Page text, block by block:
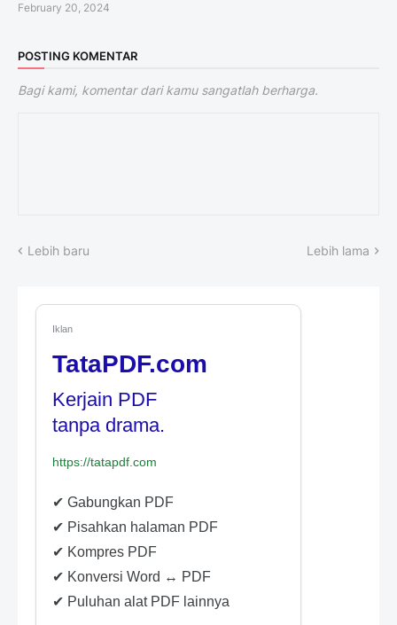
February 20, 2024
POSTING KOMENTAR
Bagi kami, komentar dari kamu sangatlah berharga.
Lebih baru Lebih lama
Iklan
TataPDF.com
Kerjain PDF
tanpa drama.
https://tatapdf.com
✔ Gabungkan PDF
✔ Pisahkan halaman PDF
✔ Kompres PDF
✔ Konversi Word ↔ PDF
✔ Puluhan alat PDF lainnya